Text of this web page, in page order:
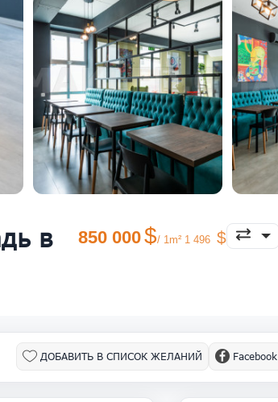
в
850 000 / 1m² 1 496
ДОБАВИТЬ В СПИСОК ЖЕЛАНИЙ Facebook